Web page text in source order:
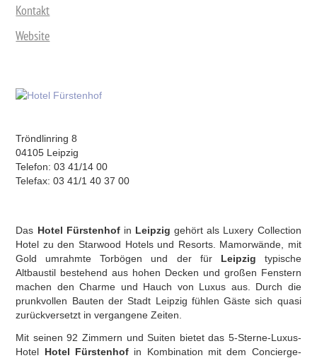
Kontakt
Website
Tröndlinring 8
04105 Leipzig
Telefon: 03 41/14 00
Telefax: 03 41/1 40 37 00
Das Hotel Fürstenhofin Leipzig gehört als Luxery Collection
Hotel zu den Starwood Hotels und Resorts. Mamorwände, mit
Gold umrahmte Torbögen und der für Leipzig typische
Altbaustil bestehend aus hohen Decken und großen Fenstern
machen den Charme und Hauch von Luxus aus. Durch die
prunkvollen Bauten der Stadt Leipzig fühlen Gäste sich quasi
zurückversetzt in vergangene Zeiten.
Mit seinen 92 Zimmern und Suiten bietet das 5-Sterne-Luxus-
Hotel Hotel Fürstenhof in Kombination mit dem Concierge-